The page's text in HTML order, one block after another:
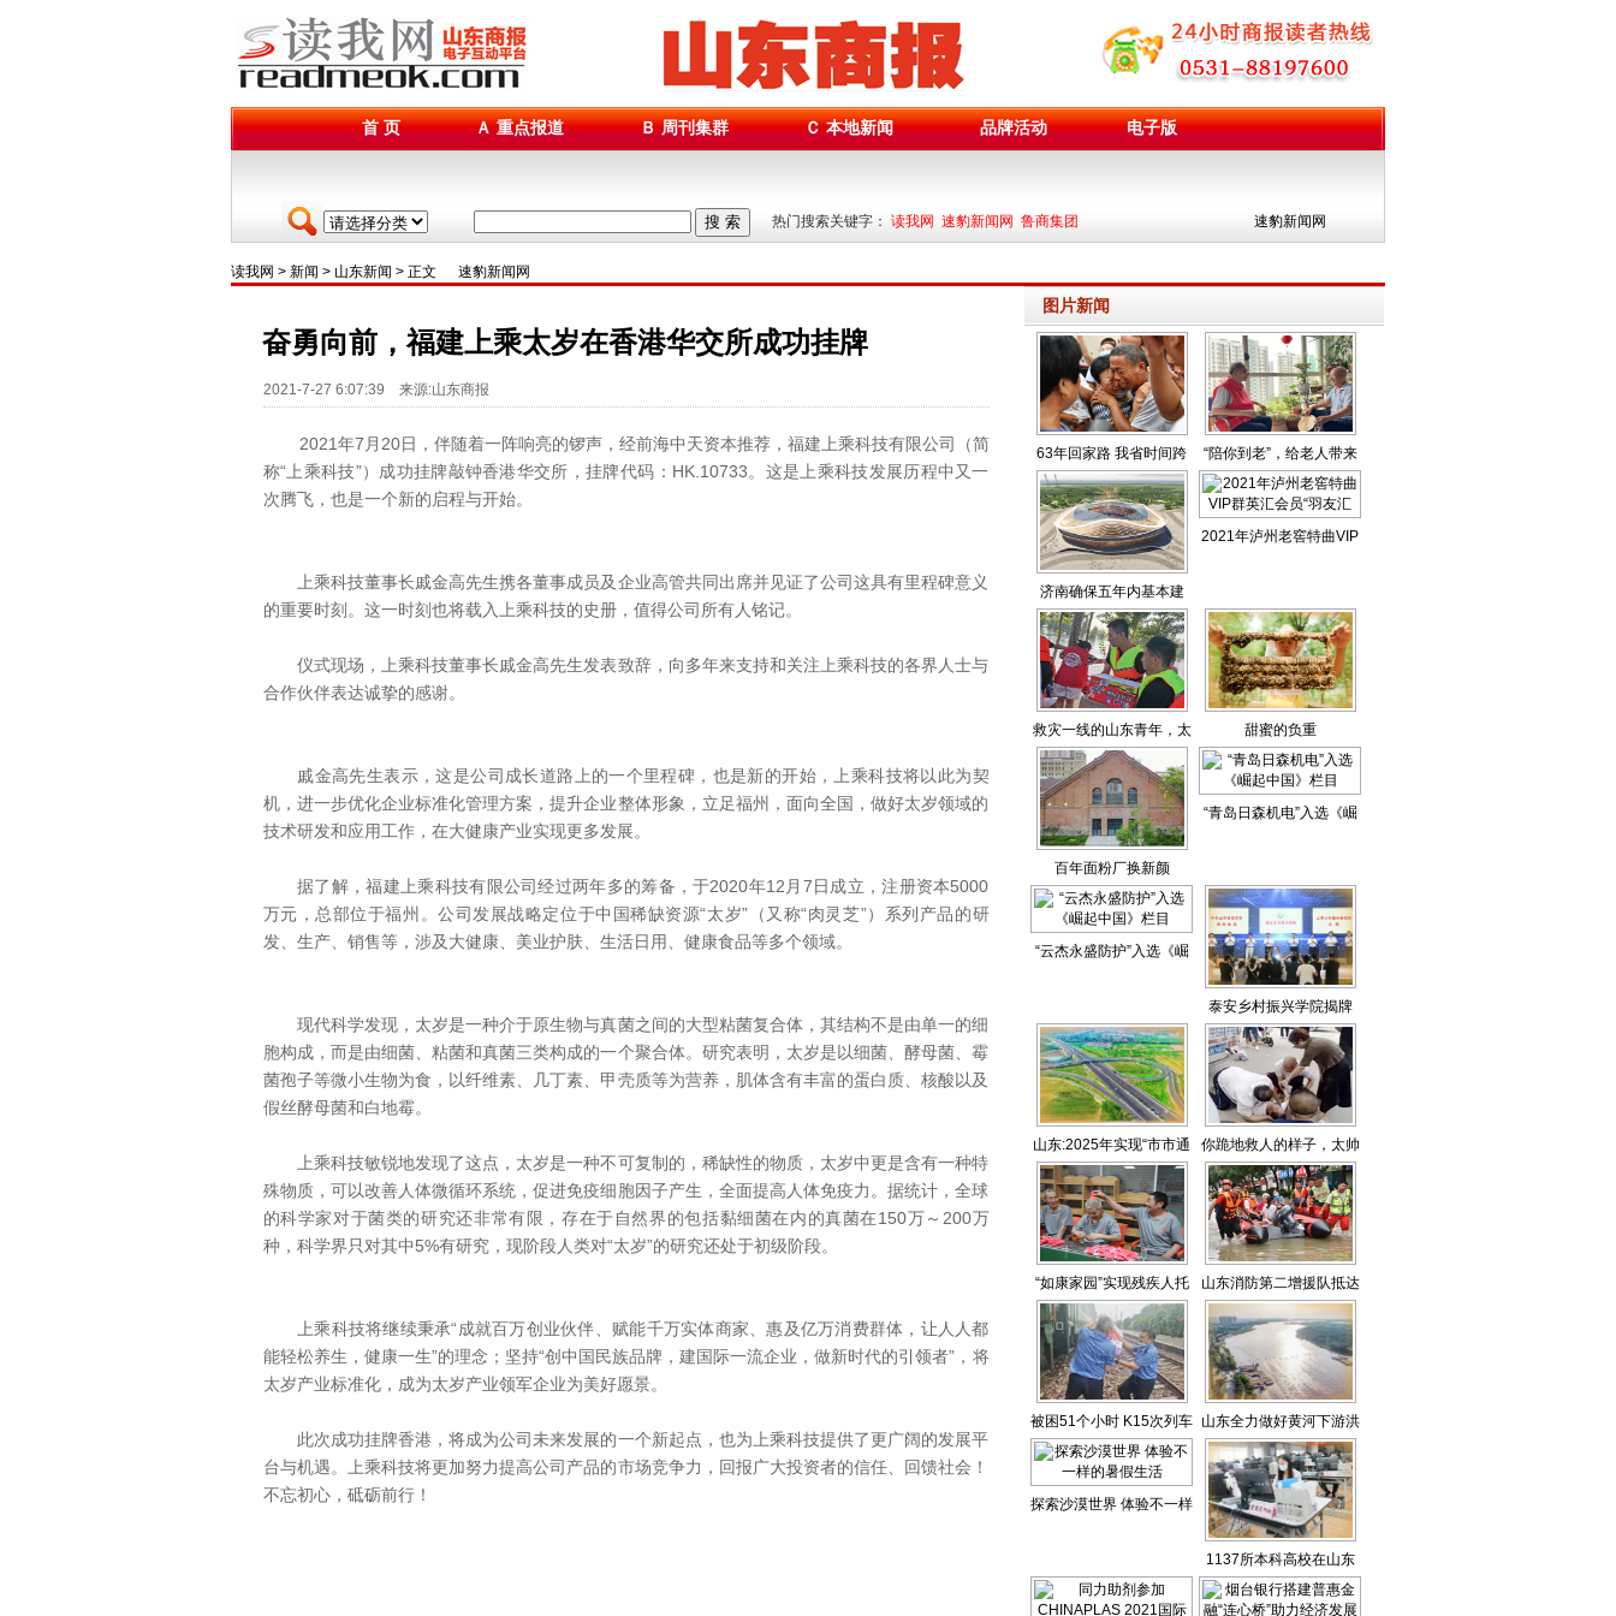
首 页 Ａ 重点报道 Ｂ 周刊集群 Ｃ 本地新闻 品牌活动 电子版
搜 索 热门搜索关键字： 读我网 速豹新闻网 鲁商集团 速豹新闻网
读我网 > 新闻 > 山东新闻 > 正文 速豹新闻网
奋勇向前，福建上乘太岁在香港华交所成功挂牌
2021-7-27 6:07:39 来源:山东商报
2021年7月20日，伴随着一阵响亮的锣声，经前海中天资本推荐，福建上乘科技有限公司（简
称“上乘科技”）成功挂牌敲钟香港华交所，挂牌代码：HK.10733。这是上乘科技发展历程中又一
次腾飞，也是一个新的启程与开始。
上乘科技董事长戚金高先生携各董事成员及企业高管共同出席并见证了公司这具有里程碑意义
的重要时刻。这一时刻也将载入上乘科技的史册，值得公司所有人铭记。
仪式现场，上乘科技董事长戚金高先生发表致辞，向多年来支持和关注上乘科技的各界人士与
合作伙伴表达诚挚的感谢。
戚金高先生表示，这是公司成长道路上的一个里程碑，也是新的开始，上乘科技将以此为契
机，进一步优化企业标准化管理方案，提升企业整体形象，立足福州，面向全国，做好太岁领域的
技术研发和应用工作，在大健康产业实现更多发展。
据了解，福建上乘科技有限公司经过两年多的筹备，于2020年12月7日成立，注册资本5000
万元，总部位于福州。公司发展战略定位于中国稀缺资源“太岁”（又称“肉灵芝”）系列产品的研
发、生产、销售等，涉及大健康、美业护肤、生活日用、健康食品等多个领域。
现代科学发现，太岁是一种介于原生物与真菌之间的大型粘菌复合体，其结构不是由单一的细
胞构成，而是由细菌、粘菌和真菌三类构成的一个聚合体。研究表明，太岁是以细菌、酵母菌、霉
菌孢子等微小生物为食，以纤维素、几丁素、甲壳质等为营养，肌体含有丰富的蛋白质、核酸以及
假丝酵母菌和白地霉。
上乘科技敏锐地发现了这点，太岁是一种不可复制的，稀缺性的物质，太岁中更是含有一种特
殊物质，可以改善人体微循环系统，促进免疫细胞因子产生，全面提高人体免疫力。据统计，全球
的科学家对于菌类的研究还非常有限，存在于自然界的包括黏细菌在内的真菌在150万～200万
种，科学界只对其中5%有研究，现阶段人类对“太岁”的研究还处于初级阶段。
上乘科技将继续秉承“成就百万创业伙伴、赋能千万实体商家、惠及亿万消费群体，让人人都
能轻松养生，健康一生”的理念；坚持“创中国民族品牌，建国际一流企业，做新时代的引领者”，将
太岁产业标准化，成为太岁产业领军企业为美好愿景。
此次成功挂牌香港，将成为公司未来发展的一个新起点，也为上乘科技提供了更广阔的发展平
台与机遇。上乘科技将更加努力提高公司产品的市场竞争力，回报广大投资者的信任、回馈社会！
不忘初心，砥砺前行！
图片新闻
63年回家路 我省时间跨
度最长寻亲成功
“陪你到老”，给老人带来
满满幸福感
济南确保五年内基本建
成“五个济南”
2021年泸州老窖特曲VIP
省巡回赛十站在两天内挥
拍开赛
救灾一线的山东青年，太
帅了
甜蜜的负重
百年面粉厂换新颜
“青岛日森机电”入选《崛
“云杰永盛防护”入选《崛
泰安乡村振兴学院揭牌
山东:2025年实现“市市通
高铁”
你跪地救人的样子，太帅
了！
“如康家园”实现残疾人托
养康复就业一体化
山东消防第二增援队抵达
郑州
被困51个小时 K15次列车
平安返济
山东全力做好黄河下游洪
水防御
探索沙漠世界 体验不一样
1137所本科高校在山东
省招生